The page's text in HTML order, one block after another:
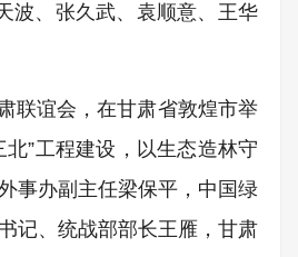
波、张久武、袁顺意、王华
联谊会，在甘肃省敦煌市举
”工程建设，以生态造林守
事办副主任梁保平，中国绿
记、统战部部长王雁，甘肃